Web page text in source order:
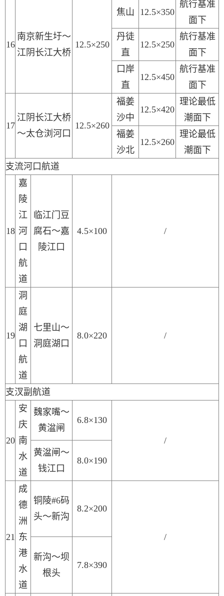
16
南京新生圩～
江阴长江大桥
12.5×250
焦山 12.5×350
航行基准
面下
丹徒
直
12.5×250
航行基准
面下
口岸
直
12.5×450
航行基准
面下
17
江阴长江大桥
～太仓浏河口
12.5×260
福姜
沙中
12.5×420
理论最低
潮面下
福姜
沙北
12.5×260
理论最低
潮面下
支流河口航道
18
嘉
陵
江
河
口
航
道
临江门豆
腐石～嘉
陵江口
4.5×100 /
19
洞
庭
湖
口
航
道
七里山～
洞庭湖口
8.0×220 /
支汊副航道
20
安
庆
南
水
道
魏家嘴～
黄湓闸
6.8×130
/
黄湓闸～
钱江口
8.0×190
21
成
德
洲
东
港
水
道
铜陵#6码
头～新沟
8.2×200
/
新沟～坝
根头
7.8×390